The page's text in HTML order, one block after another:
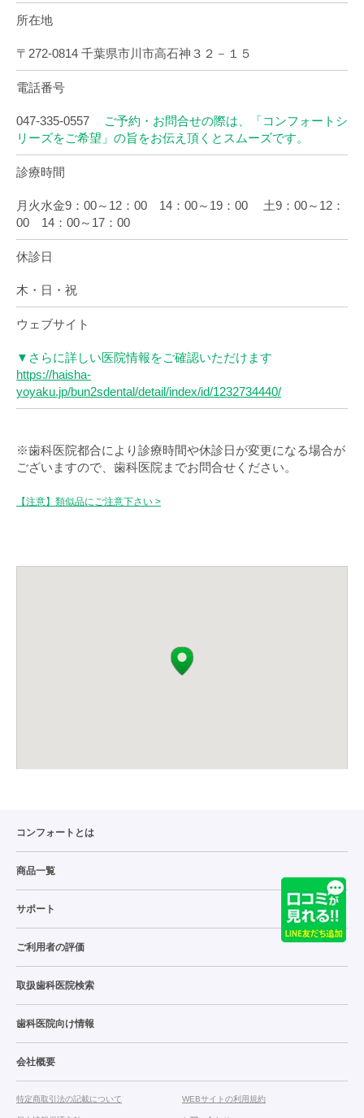
所在地
〒272-0814 千葉県市川市高石神３２－１５
電話番号
047-335-0557
ご予約・お問合せの際は、「コンフォートシ
リーズをご希望」の旨をお伝え頂くとスムーズです。
診療時間
月火水金9：00～12：00 14：00～19：00 土9：00～12：
00 14：00～17：00
休診日
木・日・祝
ウェブサイト
▼さらに詳しい医院情報をご確認いただけます
https://haisha-
yoyaku.jp/bun2sdental/detail/index/id/1232734440/
※歯科医院都合により診療時間や休診日が変更になる場合が
ございますので、歯科医院までお問合せください。
【注意】類似品にご注意下さい >
コンフォートとは
商品一覧
サポート
ご利用者の評価
取扱歯科医院検索
歯科医院向け情報
会社概要
特定商取引法の記載について WEBサイトの利用規約